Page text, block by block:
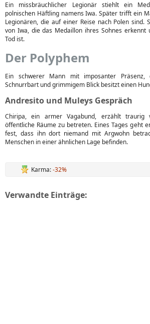
Ein missbräuchlicher Legionär stiehlt ein
polnischen Häftling namens Iwa. Später trifft ein
Legionären, die auf einer Reise nach Polen sind.
von Iwa, die das Medaillon ihres Sohnes erkennt
Tod ist.
Der Polyphem
Ein schwerer Mann mit imposanter Präsenz,
Schnurrbart und grimmigem Blick besitzt einen
Andresito und Muleys Gespräch
Chiripa, ein armer Vagabund, erzählt traurig
öffentliche Räume zu betreten. Eines Tages geht
fest, dass ihn dort niemand mit Argwohn
Menschen in einer ähnlichen Lage befinden.
Karma:-32%
Verwandte Einträge: